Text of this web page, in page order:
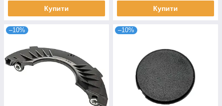
Купити Купити
–10% –10%